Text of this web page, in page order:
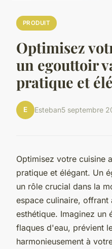
PRODUIT
Optimisez
un egouttoir
pratique et
E Esteban5 septembre
Optimisez votre cuisine
pratique et élégant. Un
un rôle crucial dans la
espace culinaire, offrant
esthétique. Imaginez un
flaques d'eau, prévient
harmonieusement à